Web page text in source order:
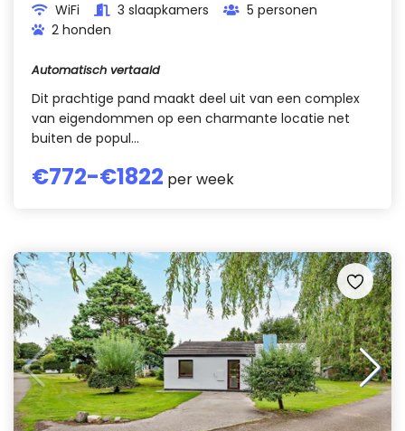
WiFi 3 slaapkamers
5 personen
2 honden
Automatisch vertaald
Dit prachtige pand maakt deel uit van een complex
van eigendommen op een charmante locatie net
buiten de popul...
€772-€1822 per week